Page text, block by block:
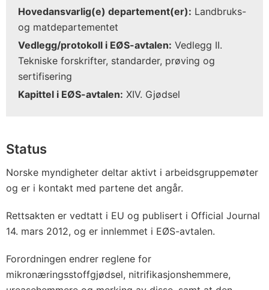
Hovedansvarlig(e) departement(er): Landbruks-
og matdepartementet
Vedlegg/protokoll i EØS-avtalen: Vedlegg II.
Tekniske forskrifter, standarder, prøving og
sertifisering
Kapittel i EØS-avtalen: XIV. Gjødsel
Status
Norske myndigheter deltar aktivt i arbeidsgruppemøter
og er i kontakt med partene det angår.
Rettsakten er vedtatt i EU og publisert i Official Journal
14. mars 2012, og er innlemmet i EØS-avtalen.
Forordningen endrer reglene for
mikronæringsstoffgjødsel, nitrifikasjonshemmere,